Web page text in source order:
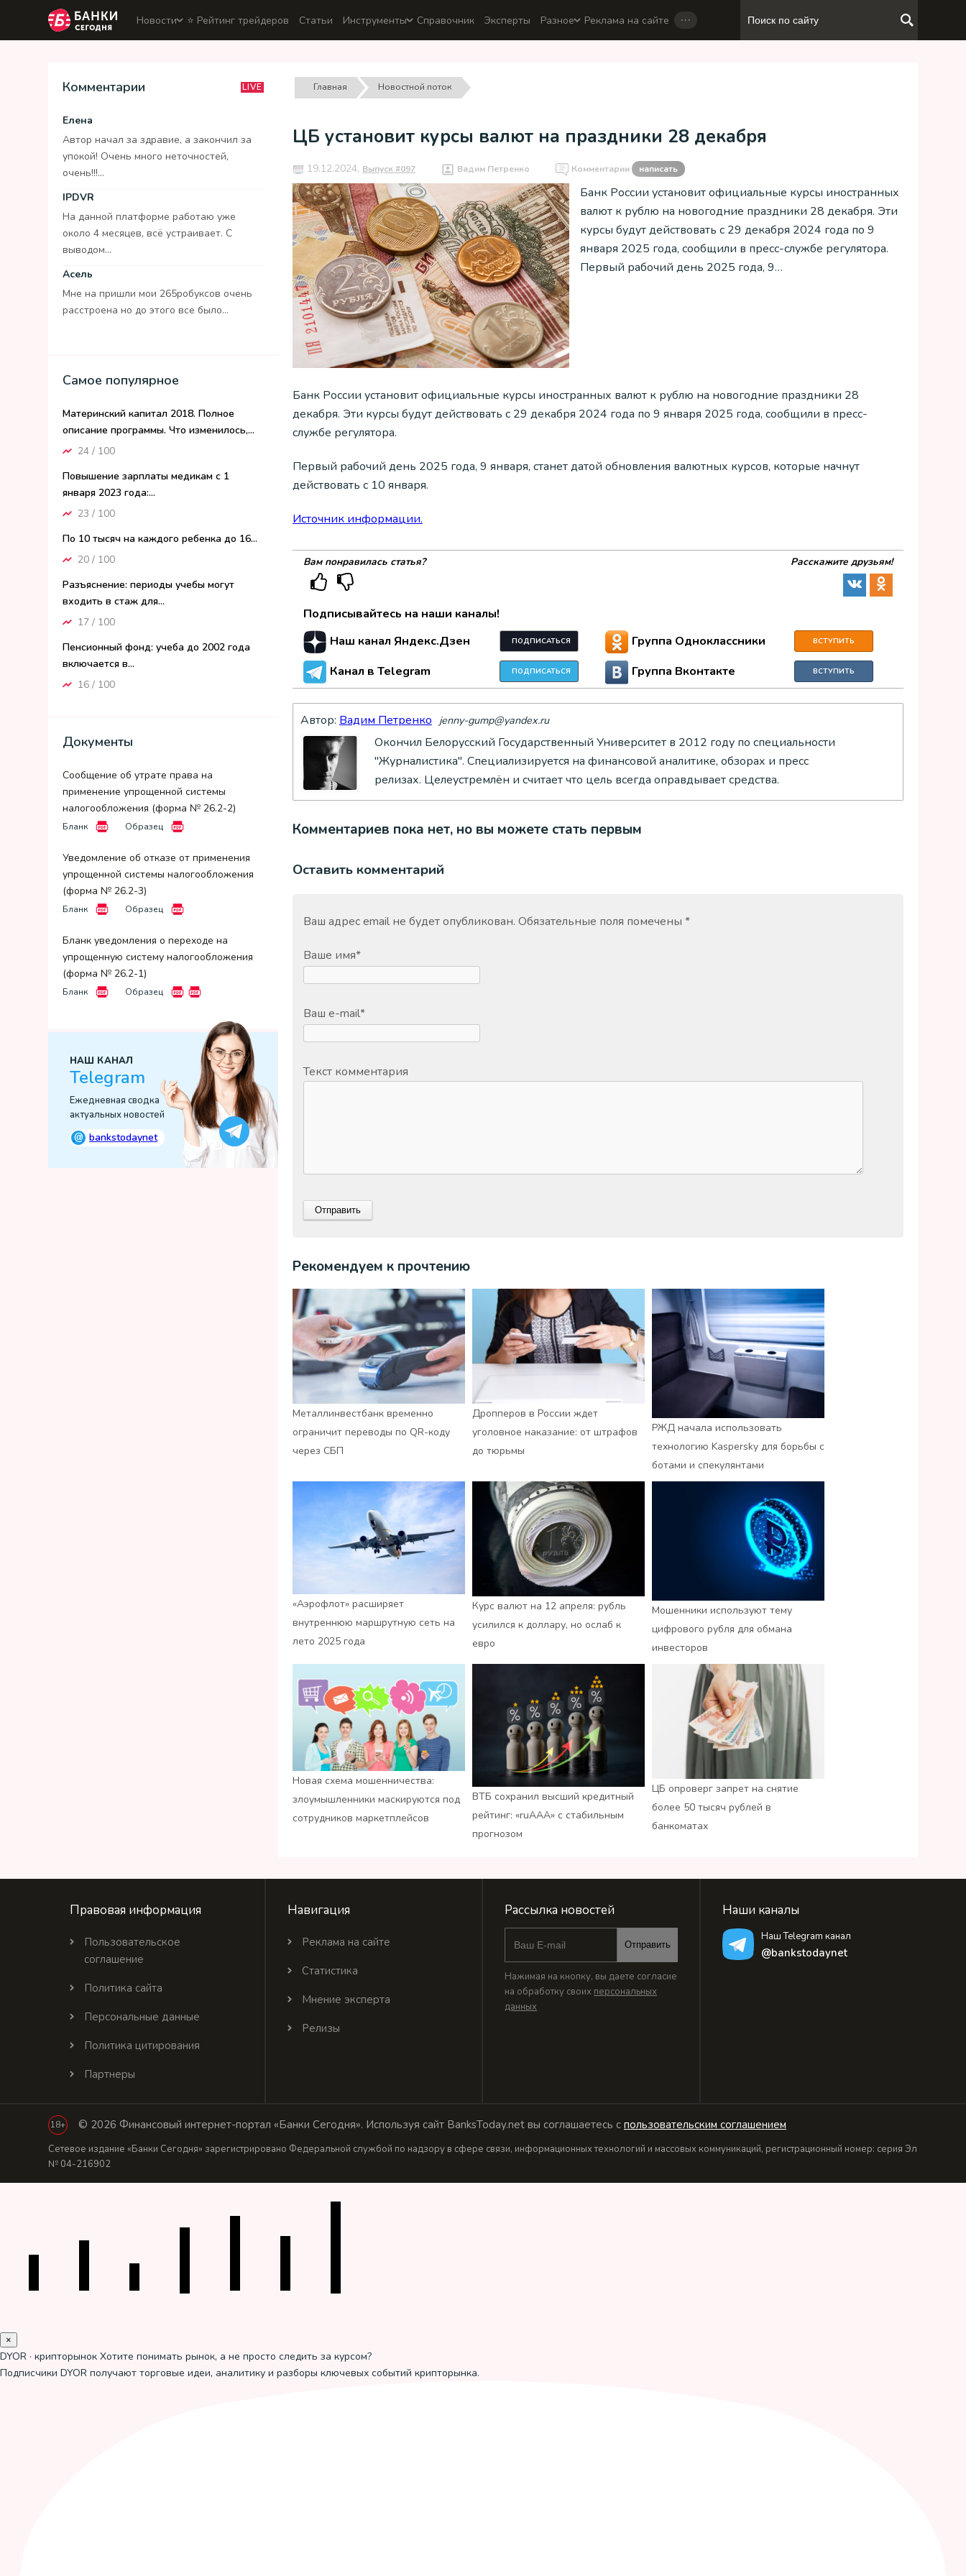
Новости ⭐️ Рейтинг трейдеров Статьи Инструменты Справочник Эксперты Разное Реклама на сайте …
Комментарии LIVE
Елена
Автор начал за здравие, а закончил за
упокой! Очень много неточностей,
очень!!!...
IPDVR
На данной платформе работаю уже
около 4 месяцев, всё устраивает. С
выводом...
Асель
Мне на пришли мои 265робуксов очень
расстроена но до этого все было...
Самое популярное
Материнский капитал 2018. Полное
описание программы. Что изменилось,...
24 / 100
Повышение зарплаты медикам с 1
января 2023 года:...
23 / 100
По 10 тысяч на каждого ребенка до 16...
20 / 100
Разъяснение: периоды учебы могут
входить в стаж для...
17 / 100
Пенсионный фонд: учеба до 2002 года
включается в...
16 / 100
Документы
Сообщение об утрате права на
применение упрощенной системы
налогообложения (форма № 26.2-2)
Бланк Образец
Уведомление об отказе от применения
упрощенной системы налогообложения
(форма № 26.2-3)
Бланк Образец
Бланк уведомления о переходе на
упрощенную систему налогообложения
(форма № 26.2-1)
Бланк Образец
НАШ КАНАЛ
Telegram
Ежедневная сводка
актуальных новостей
@ bankstodaynet
Главная Новостной поток
ЦБ установит курсы валют на праздники 28 декабря
19.12.2024, Выпуск #097 Вадим Петренко Комментарии написать
Банк России установит официальные курсы иностранных
валют к рублю на новогодние праздники 28 декабря. Эти
курсы будут действовать с 29 декабря 2024 года по 9
января 2025 года, сообщили в пресс-службе регулятора.
Первый рабочий день 2025 года, 9…
Банк России установит официальные курсы иностранных валют к рублю на новогодние праздники 28
декабря. Эти курсы будут действовать с 29 декабря 2024 года по 9 января 2025 года, сообщили в пресс-
службе регулятора.
Первый рабочий день 2025 года, 9 января, станет датой обновления валютных курсов, которые начнут
действовать с 10 января.
Источник информации.
Вам понравилась статья? Расскажите друзьям!
Подписывайтесь на наши каналы!
Наш канал Яндекс.Дзен
ПОДПИСАТЬСЯ
Канал в Telegram ПОДПИСАТЬСЯ
Группа Одноклассники ВСТУПИТЬ
Группа Вконтакте ВСТУПИТЬ
Автор: Вадим Петренко jenny-gump@yandex.ru
Окончил Белорусский Государственный Университет в 2012 году по специальности
"Журналистика". Специализируется на финансовой аналитике, обзорах и пресс
релизах. Целеустремлён и считает что цель всегда оправдывает средства.
Комментариев пока нет, но вы можете стать первым
Оставить комментарий
Ваш адрес email не будет опубликован. Обязательные поля помечены *
Ваше имя*
Ваш e-mail*
Текст комментария
Рекомендуем к прочтению
Металлинвестбанк временно
ограничит переводы по QR-коду
через СБП
Дропперов в России ждет
уголовное наказание: от штрафов
до тюрьмы
РЖД начала использовать
технологию Kaspersky для борьбы с
ботами и спекулянтами
«Аэрофлот» расширяет
внутреннюю маршрутную сеть на
лето 2025 года
Курс валют на 12 апреля: рубль
усилился к доллару, но ослаб к
евро
Мошенники используют тему
цифрового рубля для обмана
инвесторов
Новая схема мошенничества:
злоумышленники маскируются под
сотрудников маркетплейсов
ВТБ сохранил высший кредитный
рейтинг: «ruАAA» с стабильным
прогнозом
ЦБ опроверг запрет на снятие
более 50 тысяч рублей в
банкоматах
Правовая информация
Пользовательское
соглашение
Политика сайта
Персональные данные
Политика цитирования
Партнеры
Навигация
Реклама на сайте
Статистика
Мнение эксперта
Релизы
Рассылка новостей
Отправить
Нажимая на кнопку, вы даете согласие
на обработку своих персональных
данных
Наши каналы
Наш Telegram канал
@bankstodaynet
18+ © 2026 Финансовый интернет-портал «Банки Сегодня». Используя сайт BanksToday.net вы соглашаетесь с пользовательским соглашением
Сетевое издание «Банки Сегодня» зарегистрировано Федеральной службой по надзору в сфере связи, информационных технологий и массовых коммуникаций, регистрационный номер: серия Эл
№ 04-216902
×
DYOR · крипторынок Хотите понимать рынок, а не просто следить за курсом?
Подписчики DYOR получают торговые идеи, аналитику и разборы ключевых событий крипторынка.